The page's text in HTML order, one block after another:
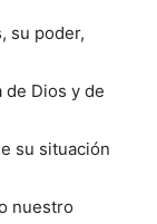
su poder,
de Dios y de
su situación
nuestro